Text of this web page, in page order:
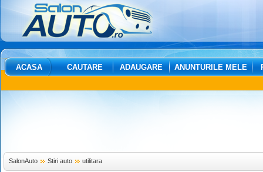
ACASA CAUTARE ADAUGARE ANUNTURILE MELE
SalonAuto Stiri auto utilitara